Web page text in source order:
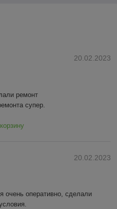
20.02.2023
ремонт
супер.
20.02.2023
очень оперативно, сделали